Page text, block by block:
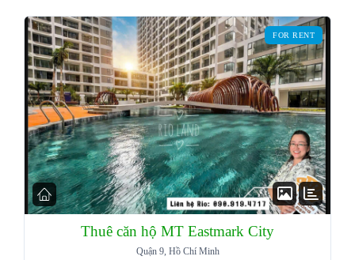
FOR RENT
Thuê căn hộ MT Eastmark City
Quận 9, Hồ Chí Minh